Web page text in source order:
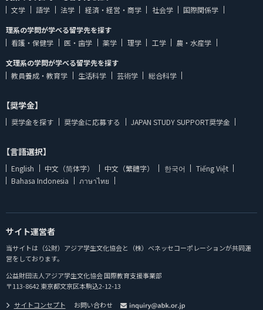
文学
語学 法学 経済・経営・商学 社会学
国際関係学
理系の学問が学べる留学先を探す
看護・保健学
医・歯学 薬学 理学 工学
農・水産学
文理系の学問が学べる留学先を探す
教員養成・教育学
生活科学 芸術学 総合科学
【奨学金】
奨学金を探す 奨学金に応募する JAPAN STUDY SUPPORT奨学金
【言語選択】
English 中文（简体字） 中文（繁體字） 한국어
Tiếng Việt
Bahasa Indonesia
ภาษาไทย
サイト運営者
当サイトは（公財）アジア学生文化協会と（株）ベネッセコーポレーションが共同運
営をしております。
公益財団法人アジア学生文化協会 国際教育支援事業部
〒113-8642 東京都文京区本駒込2-12-13
サイトコンセプト
お問い合わせ